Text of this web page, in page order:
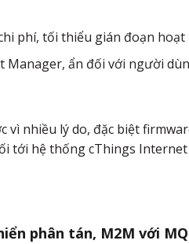
phí, tối thiểu gián đoạn
ẩn đối với người
nhiều lý do, đặc biệt
tới hệ thống cThings
phân tán, M2M với